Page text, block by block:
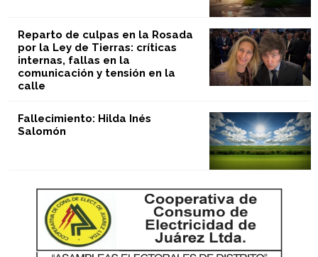
Reparto de culpas en la Rosada
por la Ley de Tierras: críticas
internas, fallas en la
comunicación y tensión en la
calle
Fallecimiento: Hilda Inés
Salomón